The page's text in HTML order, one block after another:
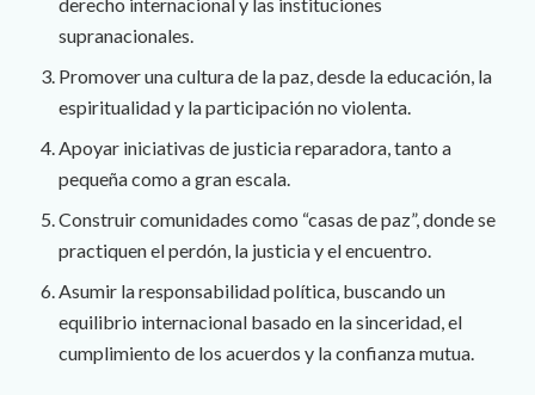
supranacionales.
Promover una cultura de la paz, desde la educación, la
espiritualidad y la participación no violenta.
Apoyar iniciativas de justicia reparadora, tanto a
pequeña como a gran escala.
Construir comunidades como “casas de paz”, donde se
practiquen el perdón, la justicia y el encuentro.
Asumir la responsabilidad política, buscando un
equilibrio internacional basado en la sinceridad, el
cumplimiento de los acuerdos y la confianza mutua.